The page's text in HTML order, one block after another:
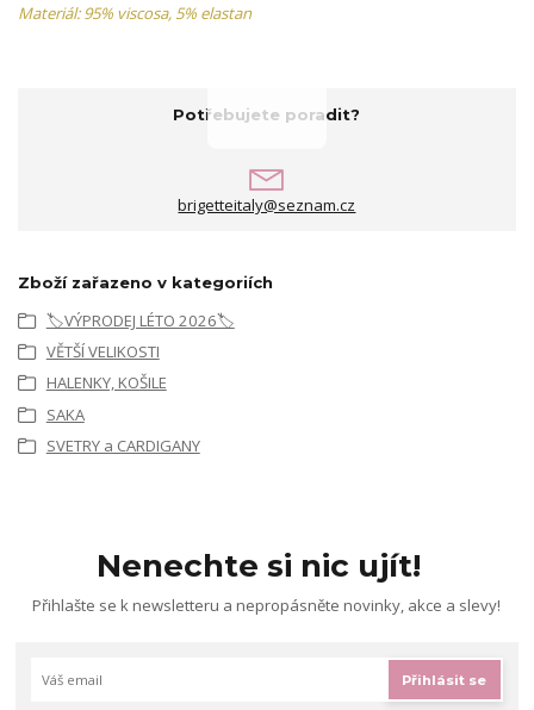
Materiál: 95% viscosa, 5% elastan
Potřebujete poradit?
brigetteitaly@seznam.cz
Zboží zařazeno v kategoriích
🏷️VÝPRODEJ LÉTO 2026🏷️
VĚTŠÍ VELIKOSTI
HALENKY, KOŠILE
SAKA
SVETRY a CARDIGANY
Nenechte si nic ujít!
Přihlašte se k newsletteru a nepropásněte novinky, akce a slevy!
Přihlásit se